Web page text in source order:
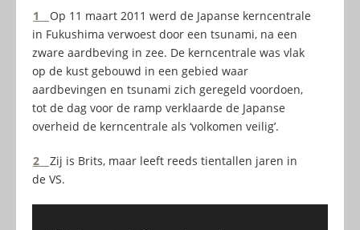
1
Op 11 maart 2011 werd de Japanse kerncentrale
in Fukushima verwoest door een tsunami, na een
zware aardbeving in zee. De kerncentrale was vlak
op de kust gebouwd in een gebied waar
aardbevingen en tsunami zich geregeld voordoen,
tot de dag voor de ramp verklaarde de Japanse
overheid de kerncentrale als ‘volkomen veilig’.
2 Zij is Brits, maar leeft reeds tientallen jaren in
de VS.